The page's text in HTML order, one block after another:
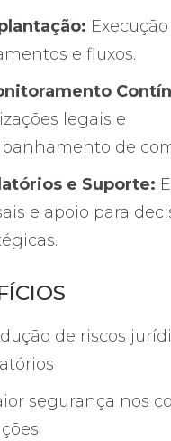
e fluxos.
legais e
de
e Suporte:
e apoio para
de riscos
segurança nos